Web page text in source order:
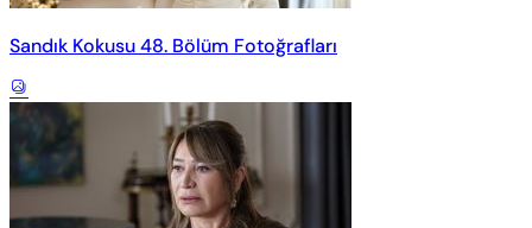
Sandık Kokusu 48. Bölüm Fotoğrafları